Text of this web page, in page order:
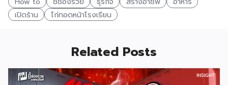
เปิดร้าน
ไก่ทอดหน้าโรงเรียน
Related Posts